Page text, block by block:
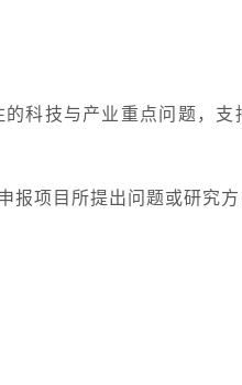
科技与产业重点问题，
项目所提出问题或研究方